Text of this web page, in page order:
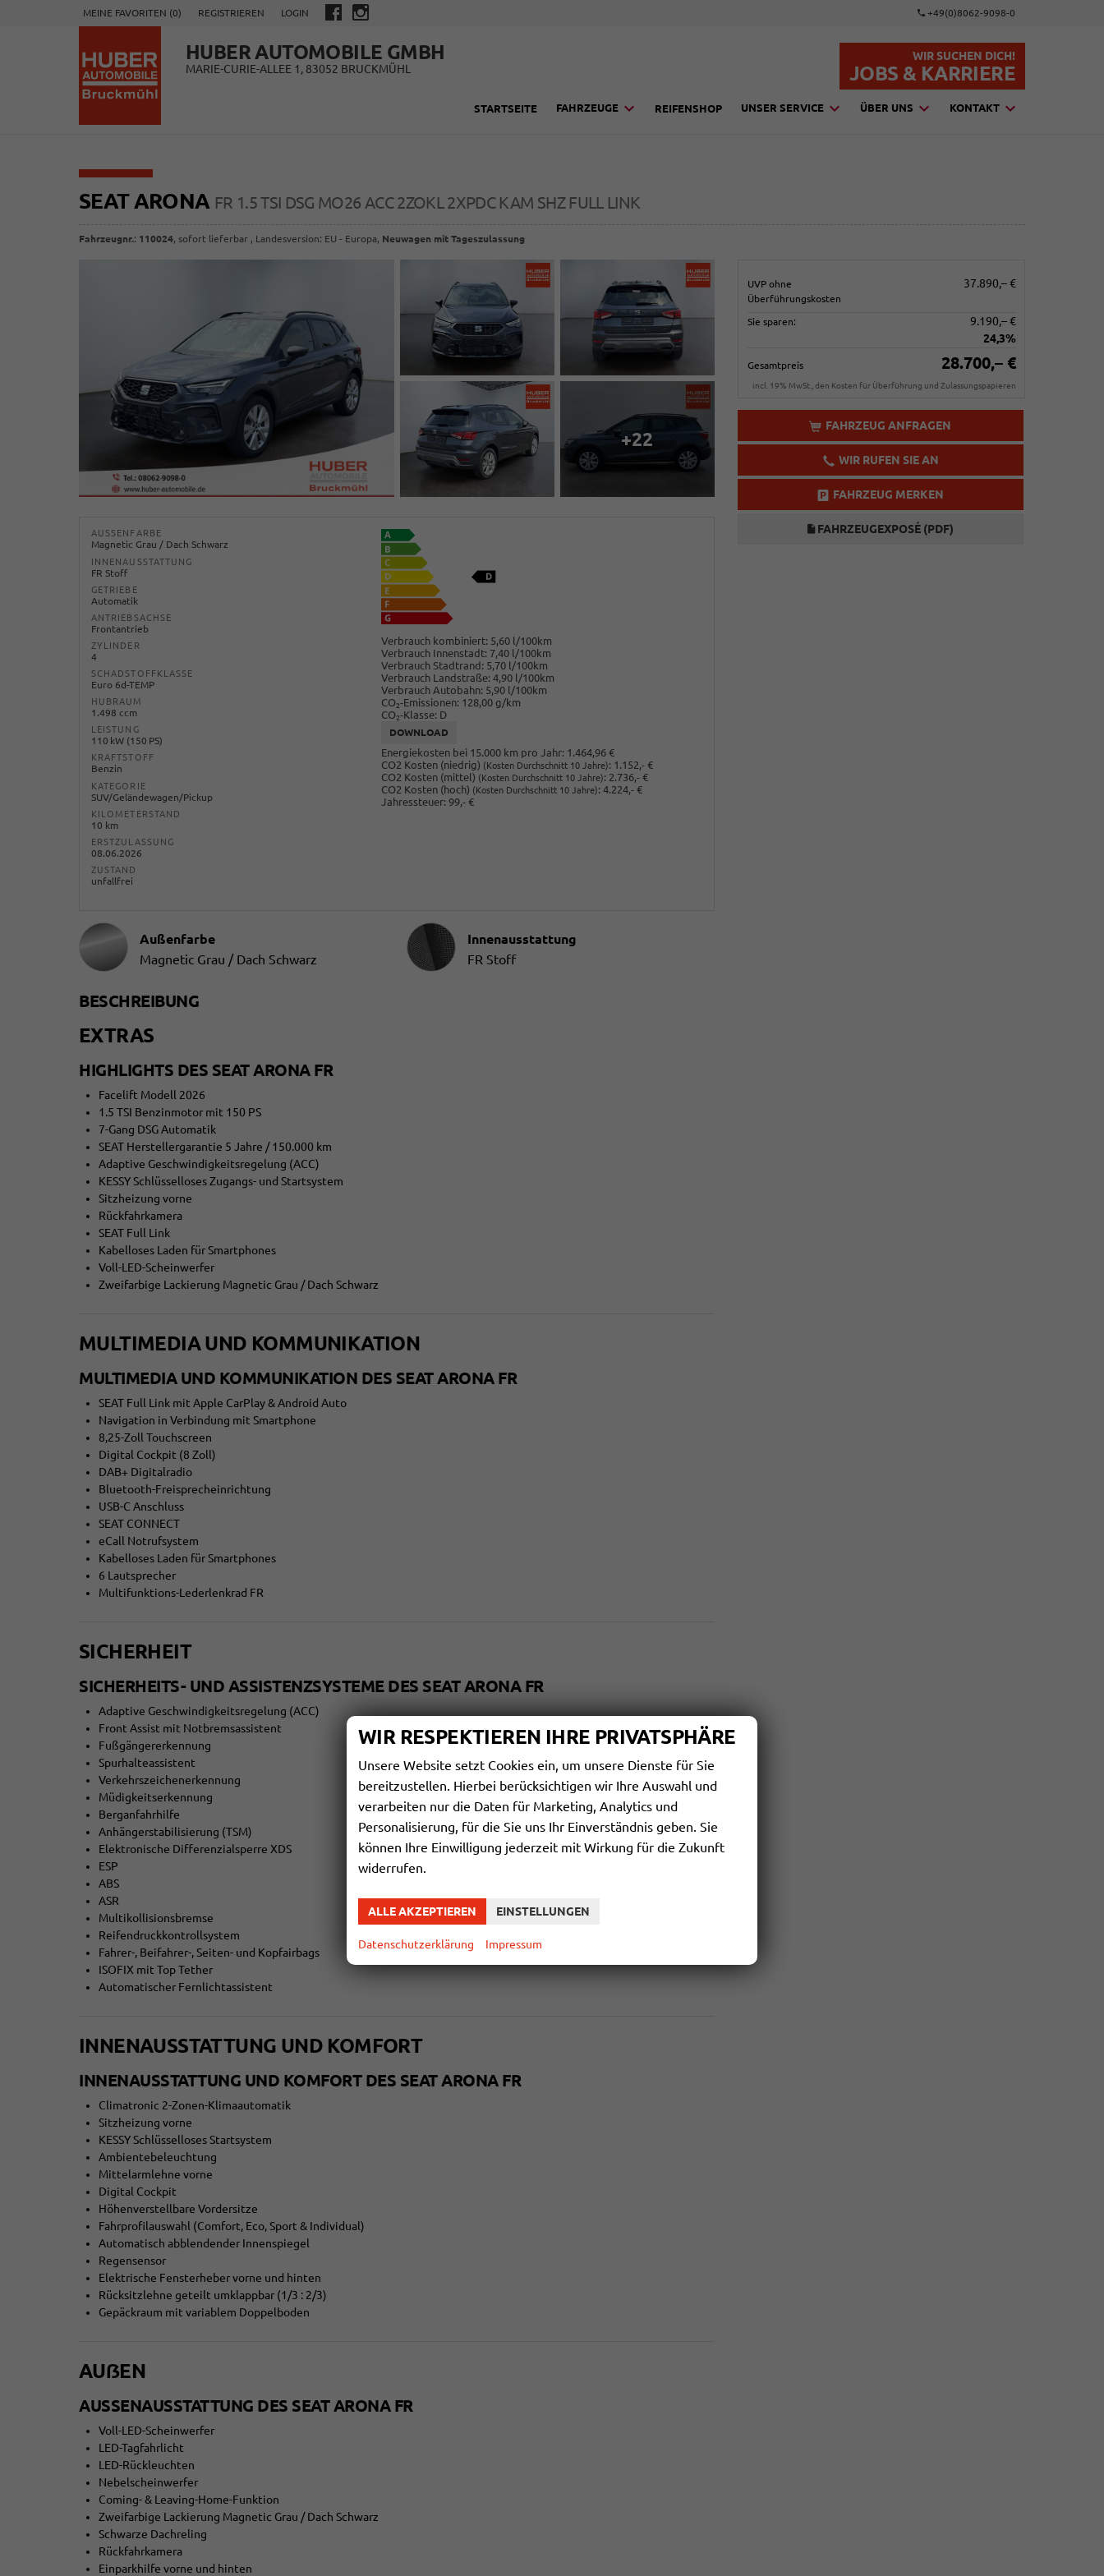
MEINE FAVORITEN (0) REGISTRIEREN LOGIN +49(0)8062-9098-0
HUBER AUTOMOBILE GMBH
MARIE-CURIE-ALLEE 1, 83052 BRUCKMÜHL
WIR SUCHEN DICH!
JOBS & KARRIERE
STARTSEITE FAHRZEUGE REIFENSHOP UNSER SERVICE ÜBER UNS KONTAKT
SEAT ARONA FR 1.5 TSI DSG MO26 ACC 2ZOKL 2XPDC KAM SHZ FULL LINK
Fahrzeugnr.: 110024, sofort lieferbar , Landesversion: EU - Europa, Neuwagen mit Tageszulassung
UVP ohne
Überführungskosten
37.890,– €
Sie sparen:
9.190,– €
24,3%
Gesamtpreis 28.700,– €
incl. 19% MwSt., den Kosten für Überführung und Zulassungspapieren
FAHRZEUG ANFRAGEN
WIR RUFEN SIE AN
FAHRZEUG MERKEN
FAHRZEUGEXPOSÉ (PDF)
+22
AUSSENFARBE
Magnetic Grau / Dach Schwarz
INNENAUSSTATTUNG
FR Stoff
GETRIEBE
Automatik
ANTRIEBSACHSE
Frontantrieb
ZYLINDER
4
SCHADSTOFFKLASSE
Euro 6d-TEMP
HUBRAUM
1.498 ccm
LEISTUNG
110 kW (150 PS)
KRAFTSTOFF
Benzin
KATEGORIE
SUV/Geländewagen/Pickup
KILOMETERSTAND
10 km
ERSTZULASSUNG
08.06.2026
ZUSTAND
unfallfrei
Verbrauch kombiniert: 5,60 l/100km
Verbrauch Innenstadt: 7,40 l/100km
Verbrauch Stadtrand: 5,70 l/100km
Verbrauch Landstraße: 4,90 l/100km
Verbrauch Autobahn: 5,90 l/100km
CO2-Emissionen: 128,00 g/km
CO2-Klasse: D
DOWNLOAD
Energiekosten bei 15.000 km pro Jahr: 1.464,96 €
CO2 Kosten (niedrig) (Kosten Durchschnitt 10 Jahre): 1.152,- €
CO2 Kosten (mittel) (Kosten Durchschnitt 10 Jahre): 2.736,- €
CO2 Kosten (hoch) (Kosten Durchschnitt 10 Jahre): 4.224,- €
Jahressteuer: 99,- €
Außenfarbe
Magnetic Grau / Dach Schwarz
Innenausstattung
Innenausstattung
FR Stoff
BESCHREIBUNG
EXTRAS
HIGHLIGHTS DES SEAT ARONA FR
Facelift Modell 2026
1.5 TSI Benzinmotor mit 150 PS
7-Gang DSG Automatik
SEAT Herstellergarantie 5 Jahre / 150.000 km
Adaptive Geschwindigkeitsregelung (ACC)
KESSY Schlüsselloses Zugangs- und Startsystem
Sitzheizung vorne
Rückfahrkamera
SEAT Full Link
Kabelloses Laden für Smartphones
Voll-LED-Scheinwerfer
Zweifarbige Lackierung Magnetic Grau / Dach Schwarz
MULTIMEDIA UND KOMMUNIKATION
MULTIMEDIA UND KOMMUNIKATION DES SEAT ARONA FR
SEAT Full Link mit Apple CarPlay & Android Auto
Navigation in Verbindung mit Smartphone
8,25-Zoll Touchscreen
Digital Cockpit (8 Zoll)
DAB+ Digitalradio
Bluetooth-Freisprecheinrichtung
USB-C Anschluss
SEAT CONNECT
eCall Notrufsystem
Kabelloses Laden für Smartphones
6 Lautsprecher
Multifunktions-Lederlenkrad FR
SICHERHEIT
SICHERHEITS- UND ASSISTENZSYSTEME DES SEAT ARONA FR
Adaptive Geschwindigkeitsregelung (ACC)
Front Assist mit Notbremsassistent
Fußgängererkennung
Spurhalteassistent
Verkehrszeichenerkennung
Müdigkeitserkennung
Berganfahrhilfe
Anhängerstabilisierung (TSM)
Elektronische Differenzialsperre XDS
ESP
ABS
ASR
Multikollisionsbremse
Reifendruckkontrollsystem
Fahrer-, Beifahrer-, Seiten- und Kopfairbags
ISOFIX mit Top Tether
Automatischer Fernlichtassistent
INNENAUSSTATTUNG UND KOMFORT
INNENAUSSTATTUNG UND KOMFORT DES SEAT ARONA FR
Climatronic 2-Zonen-Klimaautomatik
Sitzheizung vorne
KESSY Schlüsselloses Startsystem
Ambientebeleuchtung
Mittelarmlehne vorne
Digital Cockpit
Höhenverstellbare Vordersitze
Fahrprofilauswahl (Comfort, Eco, Sport & Individual)
Automatisch abblendender Innenspiegel
Regensensor
Elektrische Fensterheber vorne und hinten
Rücksitzlehne geteilt umklappbar (1/3 : 2/3)
Gepäckraum mit variablem Doppelboden
AUẞEN
AUSSENAUSSTATTUNG DES SEAT ARONA FR
Voll-LED-Scheinwerfer
LED-Tagfahrlicht
LED-Rückleuchten
Nebelscheinwerfer
Coming- & Leaving-Home-Funktion
Zweifarbige Lackierung Magnetic Grau / Dach Schwarz
Schwarze Dachreling
Rückfahrkamera
Einparkhilfe vorne und hinten
WIR RESPEKTIEREN IHRE PRIVATSPHÄRE
Unsere Website setzt Cookies ein, um unsere Dienste für Sie
bereitzustellen. Hierbei berücksichtigen wir Ihre Auswahl und
verarbeiten nur die Daten für Marketing, Analytics und
Personalisierung, für die Sie uns Ihr Einverständnis geben. Sie
können Ihre Einwilligung jederzeit mit Wirkung für die Zukunft
widerrufen.
ALLE AKZEPTIEREN EINSTELLUNGEN
Datenschutzerklärung Impressum